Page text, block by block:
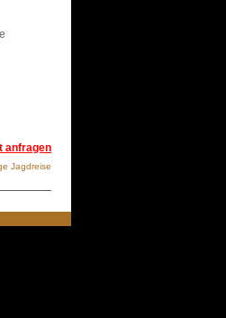
anfragen
Jagdreise